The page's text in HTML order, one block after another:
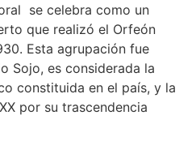
se celebra como un
que realizó el Orfeón
Esta agrupación fue
Sojo, es considerada la
constituida en el país, y la
por su trascendencia